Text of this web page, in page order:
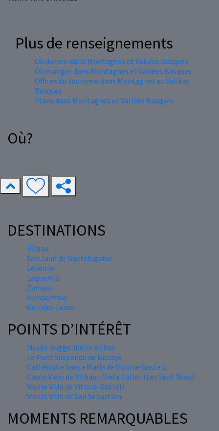
Plus de renseignements
Où dormir dans Montagnes et Vallées Basques
Où manger dans Montagnes et Vallées Basques
Offices du tourisme dans Montagnes et Vallées
Basques
Plans dans Montagnes et Vallées Basques
Où?
DESTINATIONS
Bilbao
San Juan de Gaztelugatxe
Lekeitio
Laguardia
Zumaia
Hondarribia
Gernika-Lumo
POINTS D’INTÉRÊT
Musée Guggenheim Bilbao
Le Pont Suspendu de Biscaye
Cathédrale Santa María de Vitoria-Gasteiz
Casco Viejo de Bilbao - Siete Calles (Les Sept Rues)
Vieille Ville de Vitoria-Gasteiz
Vieille Ville de San Sebastián
MOMENTS REMARQUABLES